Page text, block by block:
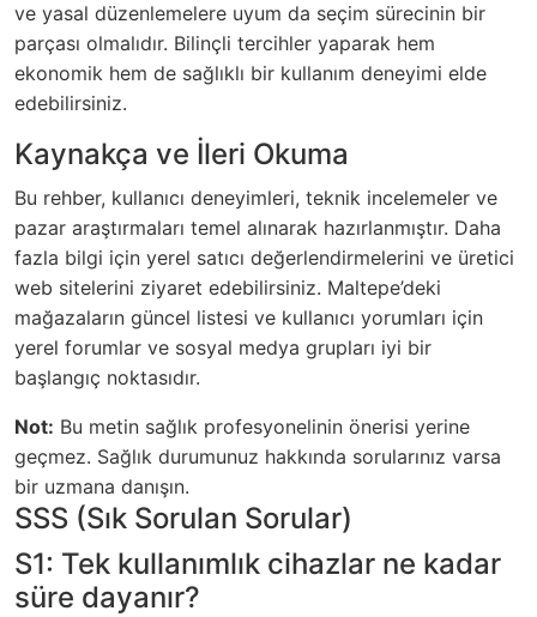
ve yasal düzenlemelere uyum da seçim sürecinin bir
parçası olmalıdır. Bilinçli tercihler yaparak hem
ekonomik hem de sağlıklı bir kullanım deneyimi elde
edebilirsiniz.
Kaynakça ve İleri Okuma
Bu rehber, kullanıcı deneyimleri, teknik incelemeler ve
pazar araştırmaları temel alınarak hazırlanmıştır. Daha
fazla bilgi için yerel satıcı değerlendirmelerini ve üretici
web sitelerini ziyaret edebilirsiniz. Maltepe’deki
mağazaların güncel listesi ve kullanıcı yorumları için
yerel forumlar ve sosyal medya grupları iyi bir
başlangıç noktasıdır.
Not: Bu metin sağlık profesyonelinin önerisi yerine
geçmez. Sağlık durumunuz hakkında sorularınız varsa
bir uzmana danışın.
SSS (Sık Sorulan Sorular)
S1: Tek kullanımlık cihazlar ne kadar
süre dayanır?